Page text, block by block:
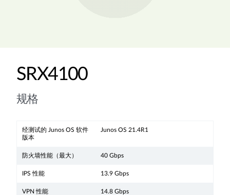
SRX4100
规格
经测试的 Junos OS 软件
版本
Junos OS 21.4R1
防火墙性能（最大） 40 Gbps
IPS 性能 13.9 Gbps
VPN 性能 14.8 Gbps